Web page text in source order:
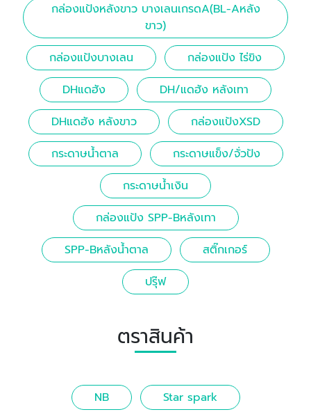
กล่องแป้งหลังขาว บางเลนเกรดA(BL-Aหลัง
ขาว)
กล่องแป้งบางเลน
กล่องแป้ง ไร่ขิง
DHแดฮัง
DH/แดฮัง หลังเทา
DHแดฮัง หลังขาว
กล่องแป้งXSD
กระดาษน้ำตาล
กระดาษแข็ง/จั่วปัง
กระดาษน้ำเงิน
กล่องแป้ง SPP-Bหลังเทา
SPP-Bหลังน้ำตาล
สติ๊กเกอร์
ปรุ๊ฟ
ตราสินค้า
NB
Star spark